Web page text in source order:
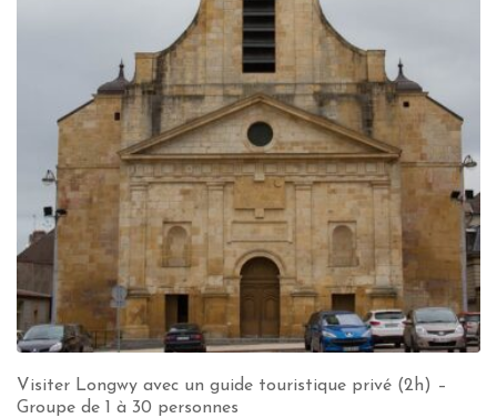
Visiter Longwy avec un guide touristique privé (2h) –
Groupe de 1 à 30 personnes